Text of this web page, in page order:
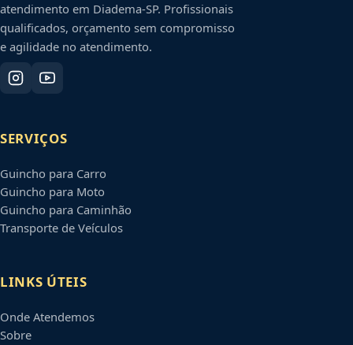
atendimento em Diadema-SP. Profissionais
qualificados, orçamento sem compromisso
e agilidade no atendimento.
SERVIÇOS
Guincho para Carro
Guincho para Moto
Guincho para Caminhão
Transporte de Veículos
LINKS ÚTEIS
Onde Atendemos
Sobre